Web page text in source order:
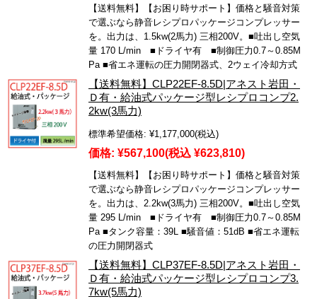
【送料無料】【お困り時サポート】価格と騒音対策
で選ぶなら静音レシプロパッケージコンプレッサー
を。出力は、1.5kw(2馬力) 三相200V。■吐出し空気
量 170 L/min ■ドライヤ有 ■制御圧力0.7～0.85M
Pa ■省エネ運転の圧力開閉器式、2ウェイ冷却方式
【送料無料】CLP22EF-8.5D|アネスト岩田・
Ｄ有・給油式パッケージ型レシプロコンプ2.
2kw(3馬力)
標準希望価格: ¥1,177,000(税込)
価格: ¥567,100(税込 ¥623,810)
【送料無料】【お困り時サポート】価格と騒音対策
で選ぶなら静音レシプロパッケージコンプレッサー
を。出力は、2.2kw(3馬力) 三相200V。■吐出し空気
量 295 L/min ■ドライヤ有 ■制御圧力0.7～0.85M
Pa ■タンク容量：39L ■騒音値：51dB ■省エネ運転
の圧力開閉器式
【送料無料】CLP37EF-8.5D|アネスト岩田・
Ｄ有・給油式パッケージ型レシプロコンプ3.
7kw(5馬力)